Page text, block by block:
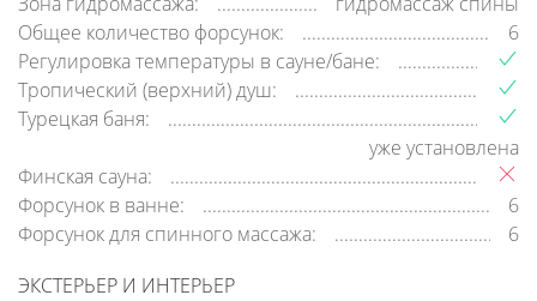
Общее количество форсунок:
6
Регулировка температуры в сауне/бане:
Тропический (верхний) душ:
Турецкая баня:
уже установлена
Финская сауна:
Форсунок в ванне:
6
Форсунок для спинного массажа:
6
ЭКСТЕРЬЕР И ИНТЕРЬЕР